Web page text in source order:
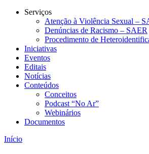
Serviços
Atenção à Violência Sexual –
Denúncias de Racismo – SAER
Procedimento de
Iniciativas
Eventos
Editais
Notícias
Conteúdos
Conceitos
Podcast “No Ar”
Webinários
Documentos
Início